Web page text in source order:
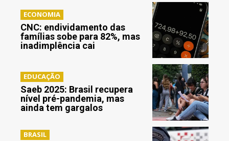
ECONOMIA
CNC: endividamento das
famílias sobe para 82%, mas
inadimplência cai
EDUCAÇÃO
Saeb 2025: Brasil recupera
nível pré-pandemia, mas
ainda tem gargalos
BRASIL